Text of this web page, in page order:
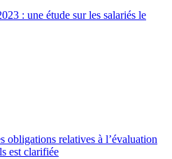
: une étude sur les salariés le
obligations relatives à l’évaluation
est clarifiée